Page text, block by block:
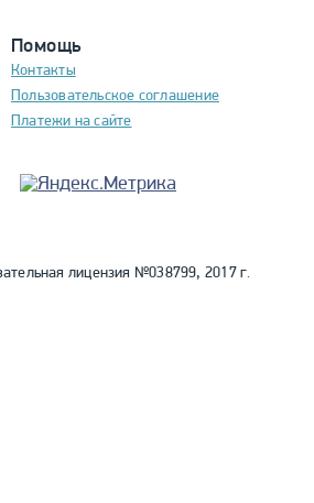
Помощь
Контакты
Пользовательское соглашение
Платежи на сайте
лицензия №038799, 2017 г.